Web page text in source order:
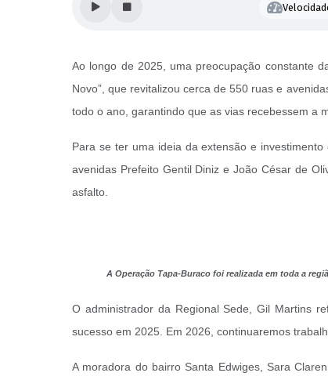
Ao longo de 2025, uma preocupação constante
Novo”, que revitalizou cerca de 550 ruas e
todo o ano, garantindo que as vias recebessem a
Para se ter uma ideia da extensão e
avenidas Prefeito Gentil Diniz e João César de
asfalto.
A Operação Tapa-Buraco foi realizada em toda a
O administrador da Regional Sede, Gil Martins
sucesso em 2025. Em 2026, continuaremos
A moradora do bairro Santa Edwiges, Sara